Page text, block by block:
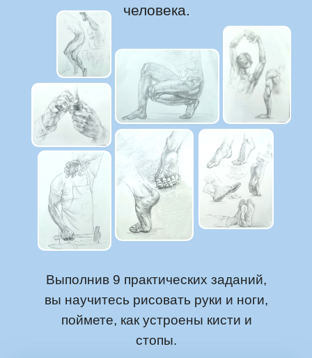
Выполнив 9 практических заданий,
вы научитесь рисовать руки и ноги,
поймете, как устроены кисти и
стопы.
человека.